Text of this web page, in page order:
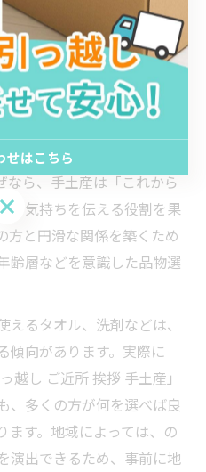
手土産の選び方
土産選びは新生活の第一歩
なら、手土産は「これから
う気持ちを伝える役割を果
方と円滑な関係を築くため
齢層などを意識した品物選
るタオル、洗剤などは、
傾向があります。実際に
越し ご近所 挨拶 手土産」
、多くの方が何を選べば良
ます。地域によっては、の
演出できるため、事前に地
せはこちら
せはこちら